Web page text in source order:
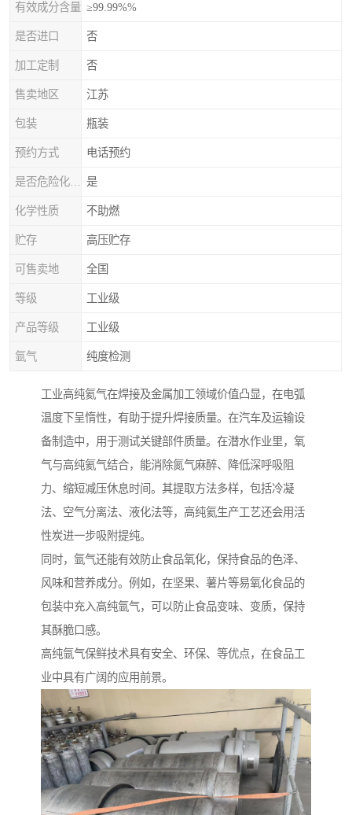
有效成分含量 ≥99.99%%
是否进口 否
加工定制 否
售卖地区 江苏
包装 瓶装
预约方式 电话预约
是
化学性质 不助燃
贮存 高压贮存
可售卖地 全国
等级 工业级
产品等级 工业级
氩气 纯度检测
工业高纯氦气在焊接及金属加工领域价值凸显，在电弧
温度下呈惰性，有助于提升焊接质量。在汽车及运输设
备制造中，用于测试关键部件质量。在潜水作业里，氧
气与高纯氦气结合，能消除氮气麻醉、降低深呼吸阻
力、缩短减压休息时间。其提取方法多样，包括冷凝
法、空气分离法、液化法等，高纯氦生产工艺还会用活
性炭进一步吸附提纯。
同时，氩气还能有效防止食品氧化，保持食品的色泽、
风味和营养成分。例如，在坚果、薯片等易氧化食品的
包装中充入高纯氩气，可以防止食品变味、变质，保持
其酥脆口感。
高纯氩气保鲜技术具有安全、环保、等优点，在食品工
业中具有广阔的应用前景。